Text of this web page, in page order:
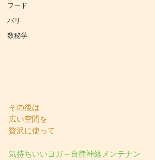
フード
バリ
数秘学
その後は
広い空間を
贅沢に使って
気持ちいいヨガ～自律神経メンテナン